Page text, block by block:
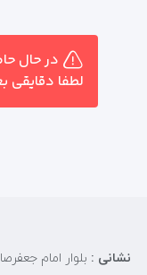
در حال
لطفا دقایقی
نشانی :